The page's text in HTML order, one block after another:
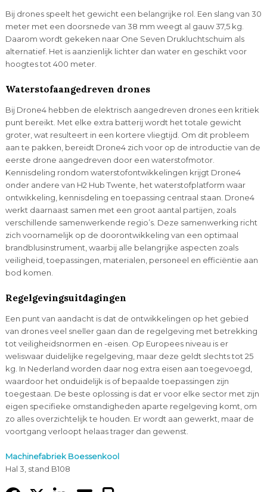
Bij drones speelt het gewicht een belangrijke rol. Een slang van 30
meter met een doorsnede van 38 mm weegt al gauw 37,5 kg.
Daarom wordt gekeken naar One Seven Drukluchtschuim als
alternatief. Het is aanzienlijk lichter dan water en geschikt voor
hoogtes tot 400 meter.
Waterstofaangedreven drones
Bij Drone4 hebben de elektrisch aangedreven drones een kritiek
punt bereikt. Met elke extra batterij wordt het totale gewicht
groter, wat resulteert in een kortere vliegtijd. Om dit probleem
aan te pakken, bereidt Drone4 zich voor op de introductie van de
eerste drone aangedreven door een waterstofmotor.
Kennisdeling rondom waterstofontwikkelingen krijgt Drone4
onder andere van H2 Hub Twente, het waterstofplatform waar
ontwikkeling, kennisdeling en toepassing centraal staan. Drone4
werkt daarnaast samen met een groot aantal partijen, zoals
verschillende samenwerkende regio’s. Deze samenwerking richt
zich voornamelijk op de doorontwikkeling van een optimaal
brandblusinstrument, waarbij alle belangrijke aspecten zoals
veiligheid, toepassingen, materialen, personeel en efficiëntie aan
bod komen.
Regelgevingsuitdagingen
Een punt van aandacht is dat de ontwikkelingen op het gebied
van drones veel sneller gaan dan de regelgeving met betrekking
tot veiligheidsnormen en -eisen. Op Europees niveau is er
weliswaar duidelijke regelgeving, maar deze geldt slechts tot 25
kg. In Nederland worden daar nog extra eisen aan toegevoegd,
waardoor het onduidelijk is of bepaalde toepassingen zijn
toegestaan. De beste oplossing is dat er voor elke sector met zijn
eigen specifieke omstandigheden aparte regelgeving komt, om
zo alles overzichtelijk te houden. Er wordt aan gewerkt, maar de
voortgang verloopt helaas trager dan gewenst.
Machinefabriek Boessenkool
Hal 3, stand B108